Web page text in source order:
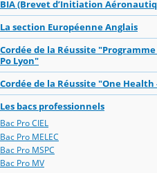
BIA (Brevet d’Initiation
La section Européenne Anglais
Cordée de la Réussite
Po Lyon"
Cordée de la Réussite "One Health
Les bacs professionnels
Bac Pro CIEL
Bac Pro MELEC
Bac Pro MSPC
Bac Pro MV